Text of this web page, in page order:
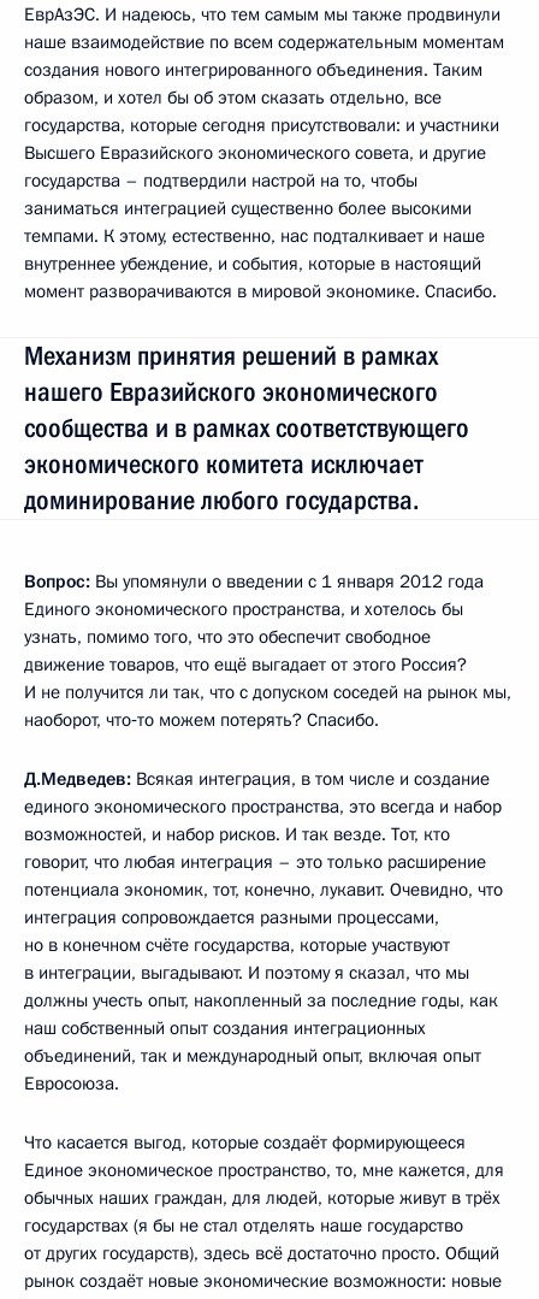
ЕврАзЭС. И надеюсь, что тем самым мы также продвинули
наше взаимодействие по всем содержательным моментам
создания нового интегрированного объединения. Таким
образом, и хотел бы об этом сказать отдельно, все
государства, которые сегодня присутствовали: и участники
Высшего Евразийского экономического совета, и другие
государства – подтвердили настрой на то, чтобы
заниматься интеграцией существенно более высокими
темпами. К этому, естественно, нас подталкивает и наше
внутреннее убеждение, и события, которые в настоящий
момент разворачиваются в мировой экономике. Спасибо.
Механизм принятия решений в рамках
нашего Евразийского экономического
сообщества и в рамках соответствующего
экономического комитета исключает
доминирование любого государства.
Вопрос: Вы упомянули о введении с 1 января 2012 года
Единого экономического пространства, и хотелось бы
узнать, помимо того, что это обеспечит свободное
движение товаров, что ещё выгадает от этого Россия?
И не получится ли так, что с допуском соседей на рынок мы,
наоборот, что‑то можем потерять? Спасибо.
Д.Медведев: Всякая интеграция, в том числе и создание
единого экономического пространства, это всегда и набор
возможностей, и набор рисков. И так везде. Тот, кто
говорит, что любая интеграция – это только расширение
потенциала экономик, тот, конечно, лукавит. Очевидно, что
интеграция сопровождается разными процессами,
но в конечном счёте государства, которые участвуют
в интеграции, выгадывают. И поэтому я сказал, что мы
должны учесть опыт, накопленный за последние годы, как
наш собственный опыт создания интеграционных
объединений, так и международный опыт, включая опыт
Евросоюза.
Что касается выгод, которые создаёт формирующееся
Единое экономическое пространство, то, мне кажется, для
обычных наших граждан, для людей, которые живут в трёх
государствах (я бы не стал отделять наше государство
от других государств), здесь всё достаточно просто. Общий
рынок создаёт новые экономические возможности: новые